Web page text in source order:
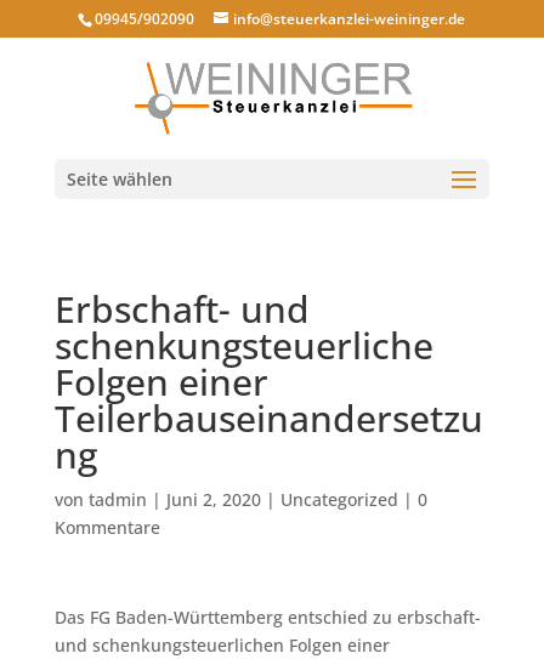
09945/902090 info@steuerkanzlei-weininger.de
Seite wählen
Erbschaft- und
schenkungsteuerliche
Folgen einer
Teilerbauseinandersetzu
ng
von tadmin | Juni 2, 2020| Uncategorized | 0
Kommentare
Das FG Baden-Württemberg entschied zu erbschaft-
und schenkungsteuerlichen Folgen einer